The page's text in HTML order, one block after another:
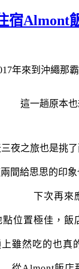
宿
年來到沖繩那
這一趟原本
夜之旅也是挑
間給思思的印
下次再來
點位置極佳，飯
上雖然吃的也真